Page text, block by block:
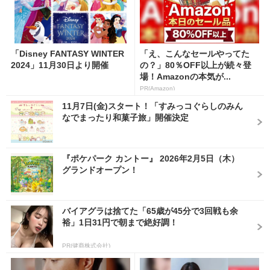
「Disney FANTASY WINTER
2024」11月30日より開催
「え、こんなセールやってた
の？」80％OFF以上が続々登
場！Amazonの本気が...
PR(Amazon)
11月7日(金)スタート！「すみっコぐらしのみん
なでまったり和菓子旅」開催決定
『ポケパーク カントー』 2026年2月5日（木）
グランドオープン！
バイアグラは捨てた「65歳が45分で3回戦も余
裕」1日31円で朝まで絶好調！
PR(健商株式会社)